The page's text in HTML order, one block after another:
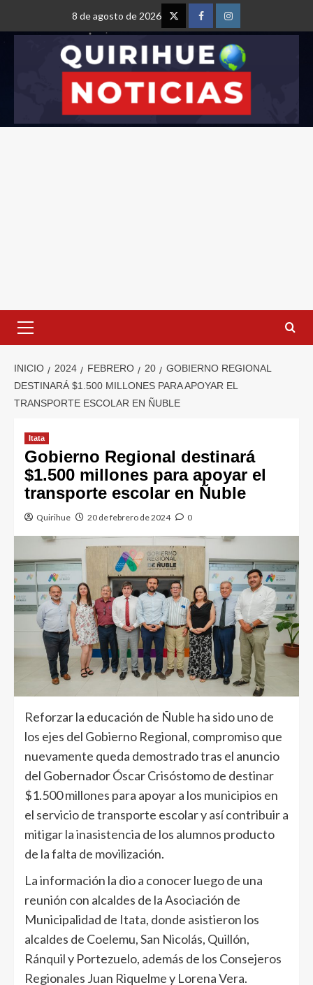
8 de agosto de 2026
INICIO 2024 FEBRERO 20
GOBIERNO REGIONAL
DESTINARÁ $1.500 MILLONES PARA APOYAR EL
TRANSPORTE ESCOLAR EN ÑUBLE
Itata
Gobierno Regional destinará
$1.500 millones para apoyar el
transporte escolar en Ñuble
Quirihue 20 de febrero de 2024 0
Reforzar la educación de Ñuble ha sido uno de
los ejes del Gobierno Regional, compromiso que
nuevamente queda demostrado tras el anuncio
del Gobernador Óscar Crisóstomo de destinar
$1.500 millones para apoyar a los municipios en
el servicio de transporte escolar y así contribuir a
mitigar la inasistencia de los alumnos producto
de la falta de movilización.
La información la dio a conocer luego de una
reunión con alcaldes de la Asociación de
Municipalidad de Itata, donde asistieron los
alcaldes de Coelemu, San Nicolás, Quillón,
Ránquil y Portezuelo, además de los Consejeros
Regionales Juan Riquelme y Lorena Vera.